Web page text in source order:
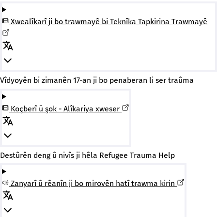
Xwealîkarî ji bo trawmayê bi Teknîka Tapkirina Trawmayê
Vîdyoyên bi zimanên 17-an ji bo penaberan li ser traûma
Koçberî ü şok - Alîkariya xweser
Destûrên deng û nivîs ji hêla Refugee Trauma Help
Zanyarî û rêanîn ji bo mirovên hatî trawma kirin